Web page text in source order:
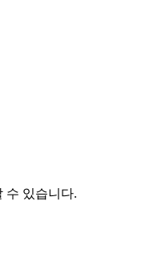
수 있습니다.